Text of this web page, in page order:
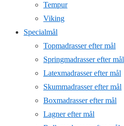
Tempur
Viking
Specialmål
Topmadrasser efter mål
Springmadrasser efter mål
Latexmadrasser efter mål
Skummadrasser efter mål
Boxmadrasser efter mål
Lagner efter mål